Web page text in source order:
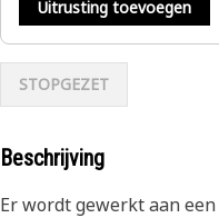
Uitrusting toevoegen
STOPGEZET
Beschrijving
Er wordt gewerkt aan